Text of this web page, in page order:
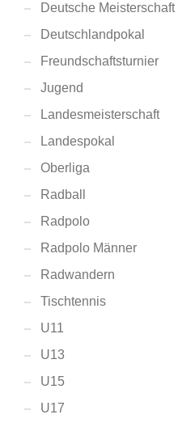
Deutsche Meisterschaft
Deutschlandpokal
Freundschaftsturnier
Jugend
Landesmeisterschaft
Landespokal
Oberliga
Radball
Radpolo
Radpolo Männer
Radwandern
Tischtennis
U11
U13
U15
U17